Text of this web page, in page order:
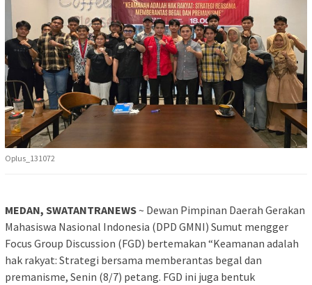
Oplus_131072
MEDAN, SWATANTRANEWS~ Dewan Pimpinan Daerah Gerakan
Mahasiswa Nasional Indonesia (DPD GMNI) Sumut mengger
Focus Group Discussion (FGD) bertemakan “Keamanan adalah
hak rakyat: Strategi bersama memberantas begal dan
premanisme, Senin (8/7) petang. FGD ini juga bentuk